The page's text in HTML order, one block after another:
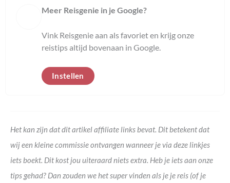
Meer Reisgenie in je Google?
Vink Reisgenie aan als favoriet en krijg onze
reistips altijd bovenaan in Google.
Instellen
Het kan zijn dat dit artikel affiliate links bevat. Dit betekent dat
wij een kleine commissie ontvangen wanneer je via deze linkjes
iets boekt. Dit kost jou uiteraard niets extra. Heb je iets aan onze
tips gehad? Dan zouden we het super vinden als je je reis (of je